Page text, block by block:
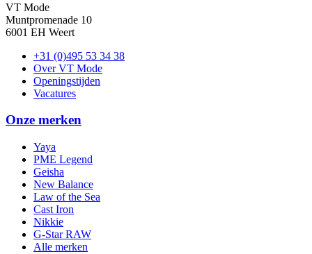
VT Mode
Muntpromenade 10
6001 EH Weert
+31 (0)495 53 34 38
Over VT Mode
Openingstijden
Vacatures
Onze merken
Yaya
PME Legend
Geisha
New Balance
Law of the Sea
Cast Iron
Nikkie
G-Star RAW
Alle merken